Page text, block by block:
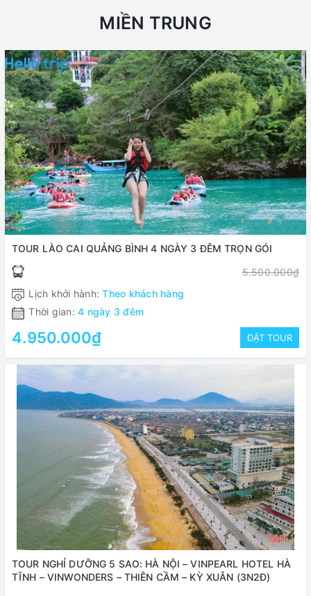
MIỀN TRUNG
TOUR LÀO CAI QUẢNG BÌNH 4 NGÀY 3 ĐÊM TRỌN GÓI
5.500.000₫
Lịch khởi hành:Theo khách hàng
Thời gian: 4 ngày 3 đêm
4.950.000₫ ĐẶT TOUR
TOUR NGHỈ DƯỠNG 5 SAO: HÀ NỘI – VINPEARL HOTEL HÀ
TĨNH – VINWONDERS – THIÊN CẦM – KỲ XUÂN (3N2Đ)